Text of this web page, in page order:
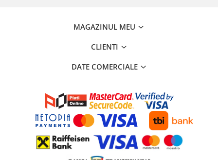
MAGAZINUL MEU
CLIENTI
DATE COMERCIALE